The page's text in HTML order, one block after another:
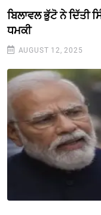
ਬਿਲਾਵਲ ਭੁੱਟੋ ਨੇ ਦਿੱਤੀ
ਧਮਕੀ
AUGUST 12, 2025